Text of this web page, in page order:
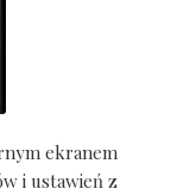
ekranem
i ustawień z